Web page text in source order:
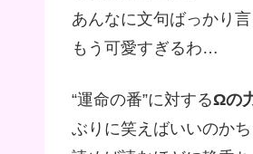
あんなに文句ばっかり
もう可愛すぎるわ…
“運命の番”に対するΩの
ぶりに笑えばいいのか